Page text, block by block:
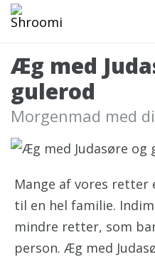
Æg med
gulerod
Morgenmad med
Mange af vores retter
til en hel familie.
mindre retter, som
person. Æg med